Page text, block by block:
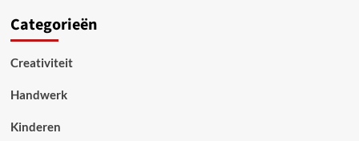
Categorieën
Creativiteit
Handwerk
Kinderen